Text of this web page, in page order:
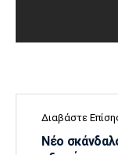
Διαβάστε
Νέο